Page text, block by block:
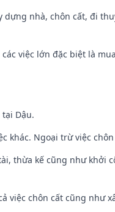
dựng nhà, chôn cất, đi
việc lớn đặc biệt là
Dậu.
khác. Ngoại trừ việc
thừa kế cũng như khởi
việc chôn cất cũng như